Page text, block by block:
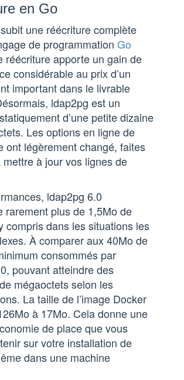
en Go
une réécriture complète
de programmation Go
réécriture apporte un gain de
considérable au prix d’un
important dans le livrable
ldap2pg est un
d’une petite dizaine
Les options en ligne de
ont légèrement changé, faites
à jour vos lignes de
ldap2pg 6.0
rarement plus de 1,5Mo de
compris dans les situations les
À comparer aux 40Mo de
consommés par
pouvant atteindre des
mégaoctets selon les
La taille de l’image Docker
à 17Mo. Cela donne une
de place que vous
sur votre installation de
dans une machine